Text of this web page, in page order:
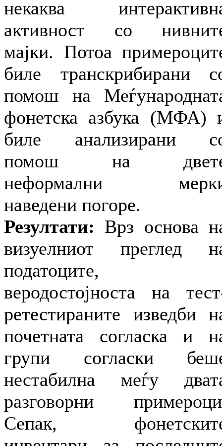
некаква
активност со
мајки. Потоа
биле транскрибирани
помош на
фонетска азбука (МФА)
биле анализирани
помош на
неформални
наведени погоре.
Резултати: Врз основа
визуелниот преглед
податоците,
веродостојноста на
ретестираните изведби
почетната согласка и
групи согласки
нестабилна меѓу
разговорни
Сепак,